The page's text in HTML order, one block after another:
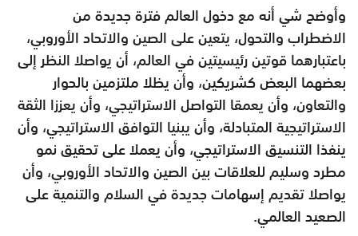
وأوضح شي أنه مع دخول العالم فترة جديدة من
الاضطراب والتحول، يتعين على الصين والاتحاد الأوروبي،
باعتبارهما قوتين رئيسيتين في العالم، أن يواصلا النظر إلى
بعضهما البعض كشريكين، وأن يظلا ملتزمين بالحوار
والتعاون، وأن يعمقا التواصل الاستراتيجي، وأن يعززا الثقة
الاستراتيجية المتبادلة، وأن يبنيا التوافق الاستراتيجي، وأن
ينفذا التنسيق الاستراتيجي، وأن يعملا على تحقيق نمو
مطرد وسليم للعلاقات بين الصين والاتحاد الأوروبي، وأن
يواصلا تقديم إسهامات جديدة في السلام والتنمية على
الصعيد العالمي.